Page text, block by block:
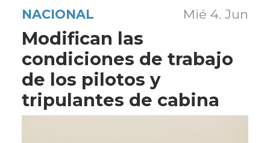
NACIONAL Mié 4. Jun
Modifican las
condiciones de trabajo
de los pilotos y
tripulantes de cabina